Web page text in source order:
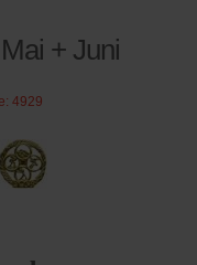
+ Juni
4929